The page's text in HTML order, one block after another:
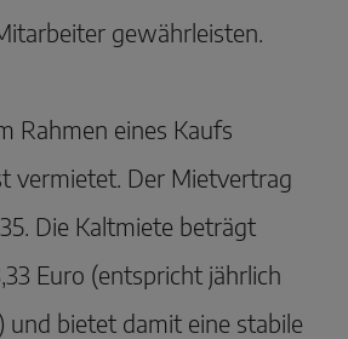
gewährleisten.
Rahmen eines Kaufs
vermietet. Der Mietvertrag
Die Kaltmiete beträgt
Euro (entspricht jährlich
und bietet damit eine stabile